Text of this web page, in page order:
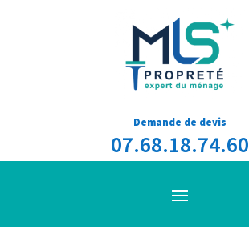
Demande de devis
07.68.18.74.60